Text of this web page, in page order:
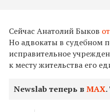
Сейчас Анатолий Быков
Но адвокаты в судебном
исправительное
к месту жительства его
Newslab теперь вМАХ